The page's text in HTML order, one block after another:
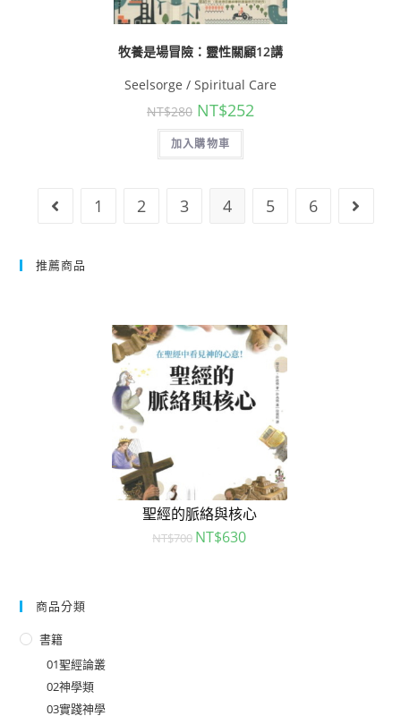
牧養是場冒險：靈性關顧12講
Seelsorge / Spiritual Care
NT$280 NT$252
加入購物車
1 2 3 4 5 6
推薦商品
聖經的脈絡與核心
NT$700 NT$630
商品分類
書籍
01聖經論叢
02神學類
03實踐神學